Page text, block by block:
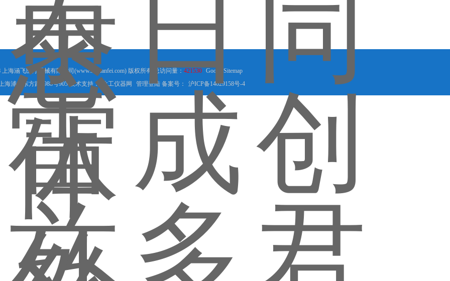
上海涵飞医疗器械有限公司(www.sh-hanfei.com) 版权所有 总访问量： 421530 GoogleSitemap
海浦东东方路1988号905 技术支持：
化工仪器网 管理登陆备案号： 沪ICP备14029158号-4